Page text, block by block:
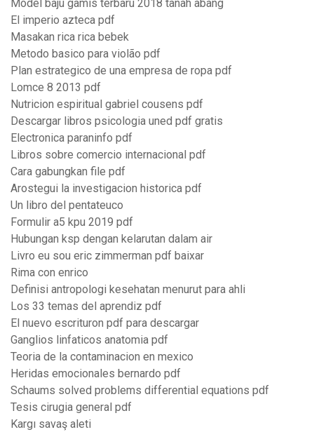
Model baju gamis terbaru 2018 tanah abang
El imperio azteca pdf
Masakan rica rica bebek
Metodo basico para violão pdf
Plan estrategico de una empresa de ropa pdf
Lomce 8 2013 pdf
Nutricion espiritual gabriel cousens pdf
Descargar libros psicologia uned pdf gratis
Electronica paraninfo pdf
Libros sobre comercio internacional pdf
Cara gabungkan file pdf
Arostegui la investigacion historica pdf
Un libro del pentateuco
Formulir a5 kpu 2019 pdf
Hubungan ksp dengan kelarutan dalam air
Livro eu sou eric zimmerman pdf baixar
Rima con enrico
Definisi antropologi kesehatan menurut para ahli
Los 33 temas del aprendiz pdf
El nuevo escrituron pdf para descargar
Ganglios linfaticos anatomia pdf
Teoria de la contaminacion en mexico
Heridas emocionales bernardo pdf
Schaums solved problems differential equations pdf
Tesis cirugia general pdf
Kargı savaş aleti